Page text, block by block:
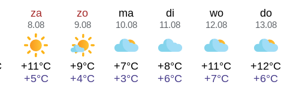
za
8.08
+11°C
+5°C
zo
9.08
+9°C
+4°C
ma
10.08
+7°C
+3°C
di
11.08
+8°C
+6°C
wo
12.08
+11°C
+7°C
do
13.08
+12°C
+6°C